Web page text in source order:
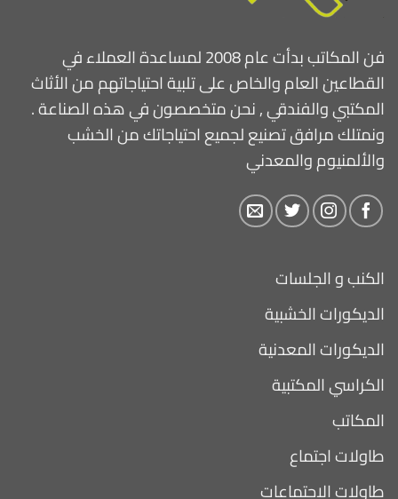
فن المكاتب بدأت عام 2008 لمساعدة العملاء في
القطاعين العام والخاص على تلبية احتياجاتهم من الأثاث
المكتبي والفندقي , نحن متخصصون في هذه الصناعة .
ونمتلك مرافق تصنيع لجميع احتياجاتك من الخشب
والألمنيوم والمعدني
الكنب و الجلسات
الديكورات الخشبية
الديكورات المعدنية
الكراسي المكتبية
المكاتب
طاولات اجتماع
طاولات الاجتماعات